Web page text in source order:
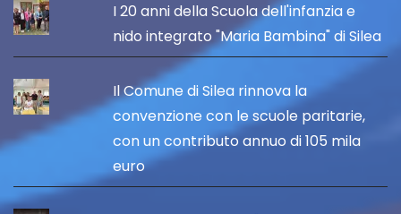
I 20 anni della Scuola dell'infanzia e
nido integrato "Maria Bambina" di Silea
Il Comune di Silea rinnova la
convenzione con le scuole paritarie,
con un contributo annuo di 105 mila
euro